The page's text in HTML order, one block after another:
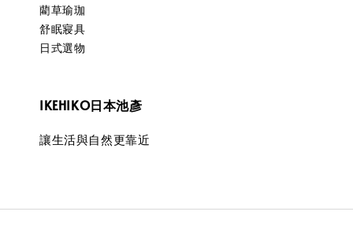
藺草瑜珈
舒眠寢具
日式選物
IKEHIKO日本池彥
讓生活與自然更靠近